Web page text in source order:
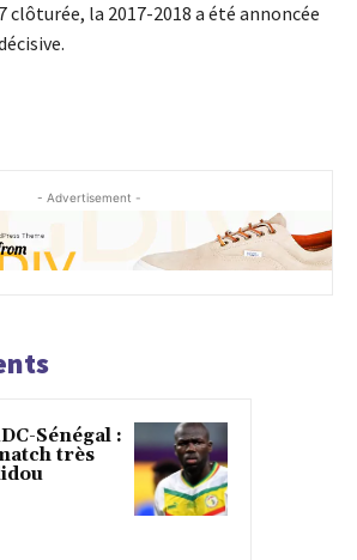
clôturée, la 2017-2018 a été annoncée
- Advertisement -
Sénégal :
très